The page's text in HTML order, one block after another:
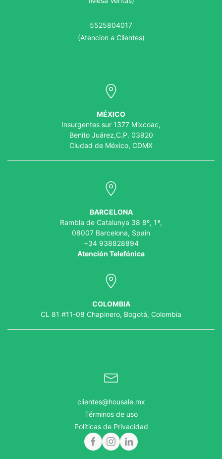
MÉXICO
Insurgentes sur 1377 Mixcoac,
Benito Juárez,C.P. 03920
Ciudad de México, CDMX
BARCELONA
Rambla de Catalunya 38 8º, 1ª,
08007 Barcelona, Spain
+34 938828894
Atención Telefónica
5525804017
(Atencion a Clientes)
COLOMBIA
CL 81 #11-08 Chapinero, Bogotá, Colombia
clientes@housale.mx
Términos de uso
Políticas de Privacidad